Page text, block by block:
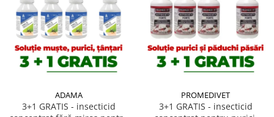
ADAMA
3+1 GRATIS - insecticid
PROMEDIVET
3+1 GRATIS - insecticid